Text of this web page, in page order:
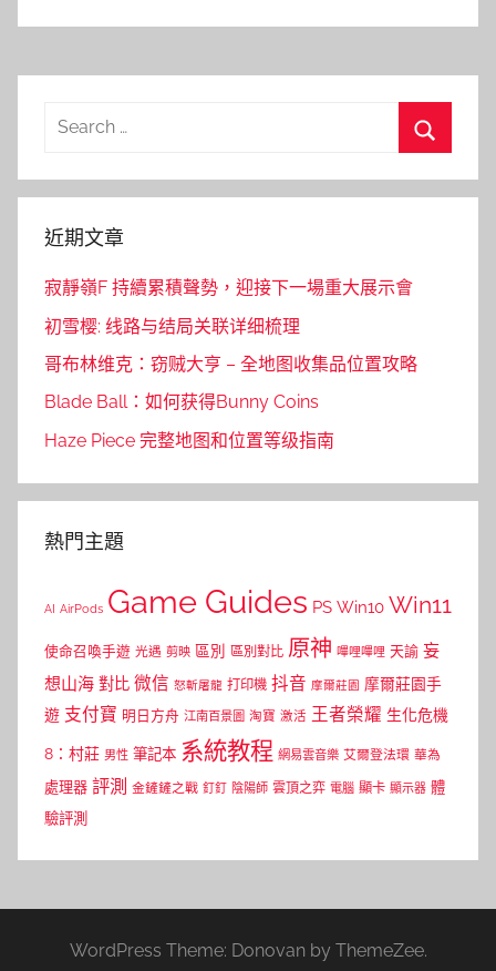
Search
近期文章
寂靜嶺F 持續累積聲勢，迎接下一場重大展示會
初雪樱: 线路与结局关联详细梳理
哥布林维克：窃贼大亨 – 全地图收集品位置攻略
Blade Ball：如何获得Bunny Coins
Haze Piece 完整地图和位置等级指南
熱門主題
AI AirPods Game Guides PS Win10 Win11
使命召喚手遊 光遇 剪映 區別 區別對比 原神 嗶哩嗶哩 天諭 妄
想山海 對比 微信 怒斬屠龍 打印機 抖音 摩爾莊園 摩爾莊園手
遊 支付寶 明日方舟 江南百景圖 淘寶 激活 王者榮耀 生化危機
8：村莊 男性 筆記本 系統教程 網易雲音樂 艾爾登法環 華為
處理器 評測 金鏟鏟之戰 釘釘 陰陽師 雲頂之弈 電腦 顯卡 顯示器 體
驗評測
WordPress Theme: Donovan by ThemeZee.